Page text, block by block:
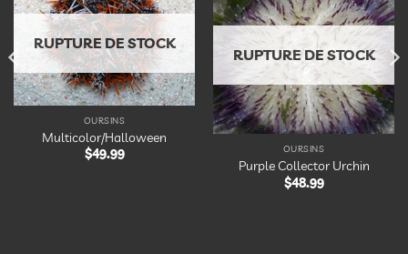
à la
liste
d’envies
RUPTURE DE STOCK
OURSINS
Multicolor/Halloween
$49.99
à la
liste
d’envies
RUPTURE DE STOCK
OURSINS
Purple Collector Urchin
$48.99